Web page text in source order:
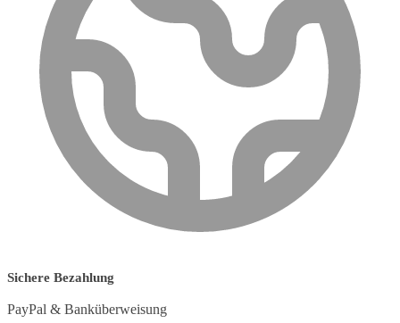
Sichere Bezahlung
PayPal & Banküberweisung